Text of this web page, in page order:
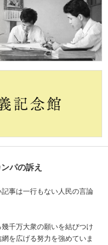
パの訴え
事は一行もない人民の言論
千万大衆の願いを結びつけ
を広げる努力を強めていま